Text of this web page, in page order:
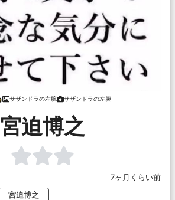
サザンドラの左腕 サザンドラの左腕
宮迫博之
7ヶ月くらい前
宮迫博之